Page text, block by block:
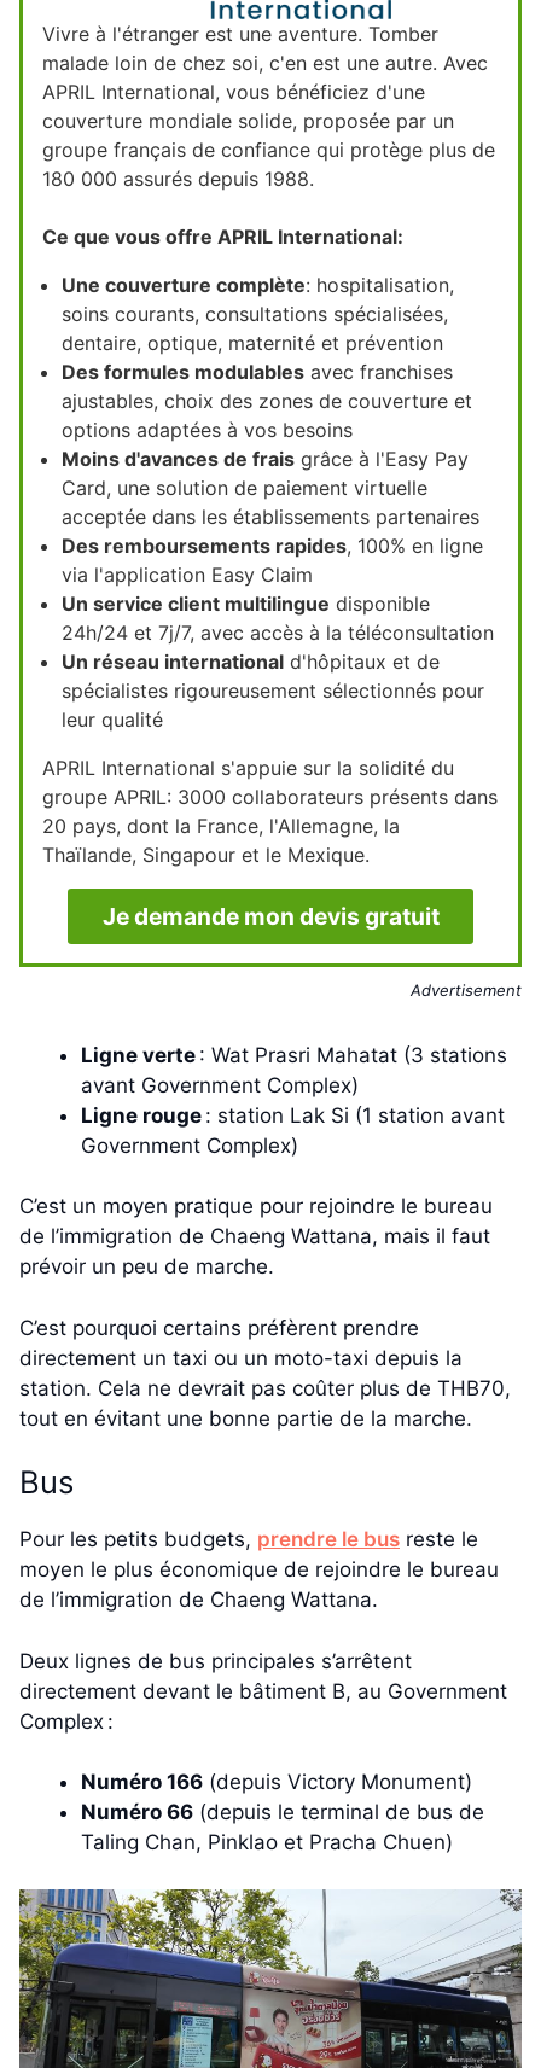
Vivre à l'étranger est une aventure. Tomber
malade loin de chez soi, c'en est une autre. Avec
APRIL International, vous bénéficiez d'une
couverture mondiale solide, proposée par un
groupe français de confiance qui protège plus de
180 000 assurés depuis 1988.
Ce que vous offre APRIL International:
Une couverture complète: hospitalisation,
soins courants, consultations spécialisées,
dentaire, optique, maternité et prévention
Des formules modulables avec franchises
ajustables, choix des zones de couverture et
options adaptées à vos besoins
Moins d'avances de frais grâce à l'Easy Pay
Card, une solution de paiement virtuelle
acceptée dans les établissements partenaires
Des remboursements rapides, 100% en ligne
via l'application Easy Claim
Un service client multilingue disponible
24h/24 et 7j/7, avec accès à la téléconsultation
Un réseau international d'hôpitaux et de
spécialistes rigoureusement sélectionnés pour
leur qualité
APRIL International s'appuie sur la solidité du
groupe APRIL: 3000 collaborateurs présents dans
20 pays, dont la France, l'Allemagne, la
Thaïlande, Singapour et le Mexique.
Je demande mon devis gratuit
Advertisement
Ligne verte : Wat Prasri Mahatat (3 stations
avant Government Complex)
Ligne rouge : station Lak Si (1 station avant
Government Complex)
C’est un moyen pratique pour rejoindre le bureau
de l’immigration de Chaeng Wattana, mais il faut
prévoir un peu de marche.
C’est pourquoi certains préfèrent prendre
directement un taxi ou un moto-taxi depuis la
station. Cela ne devrait pas coûter plus de THB70,
tout en évitant une bonne partie de la marche.
Bus
Pour les petits budgets, prendre le bus reste le
moyen le plus économique de rejoindre le bureau
de l’immigration de Chaeng Wattana.
Deux lignes de bus principales s’arrêtent
directement devant le bâtiment B, au Government
Complex :
Numéro 166 (depuis Victory Monument)
Numéro 66 (depuis le terminal de bus de
Taling Chan, Pinklao et Pracha Chuen)